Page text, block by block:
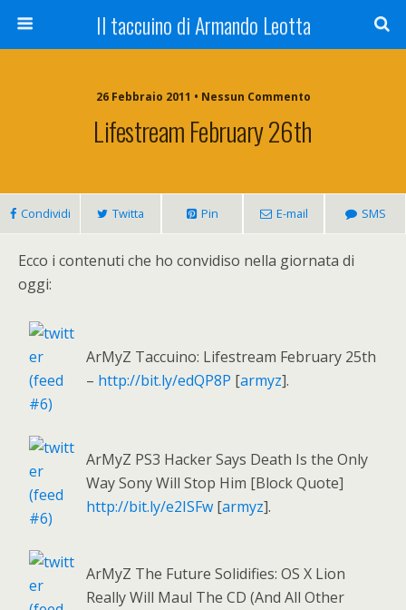
Il taccuino di Armando Leotta
26 Febbraio 2011 • Nessun Commento
Lifestream February 26th
Condividi Twitta Pin E-mail SMS
Ecco i contenuti che ho convidiso nella giornata di
oggi:
ArMyZ Taccuino: Lifestream February 25th
– http://bit.ly/edQP8P [armyz].
ArMyZ PS3 Hacker Says Death Is the Only
Way Sony Will Stop Him [Block Quote]
http://bit.ly/e2ISFw [armyz].
ArMyZ The Future Solidifies: OS X Lion
Really Will Maul The CD (And All Other